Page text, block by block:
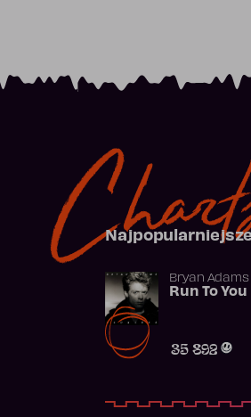
Bryan Adams
Run To You
35 892